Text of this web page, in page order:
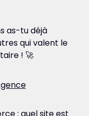
as-tu déjà
qui valent le
! 🚀